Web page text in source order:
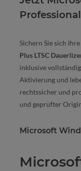
Sichern Sie sich Ihre
Plus LTSC
inklusive
Aktivierung und
rechtssicher und
und geprüfter
Microsoft